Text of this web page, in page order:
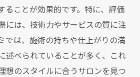
ることが効果的です。特に、評価
には、技術力やサービスの質に注
では、施術の持ちや仕上がりの満
述べられていることが多く、これ
想のスタイルに合うサロンを見つ